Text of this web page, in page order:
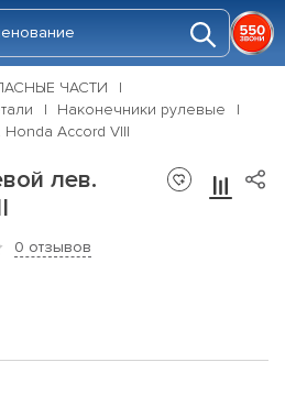
ЧАСТИ
Наконечники рулевые
Accord VIII
лев.
0 отзывов